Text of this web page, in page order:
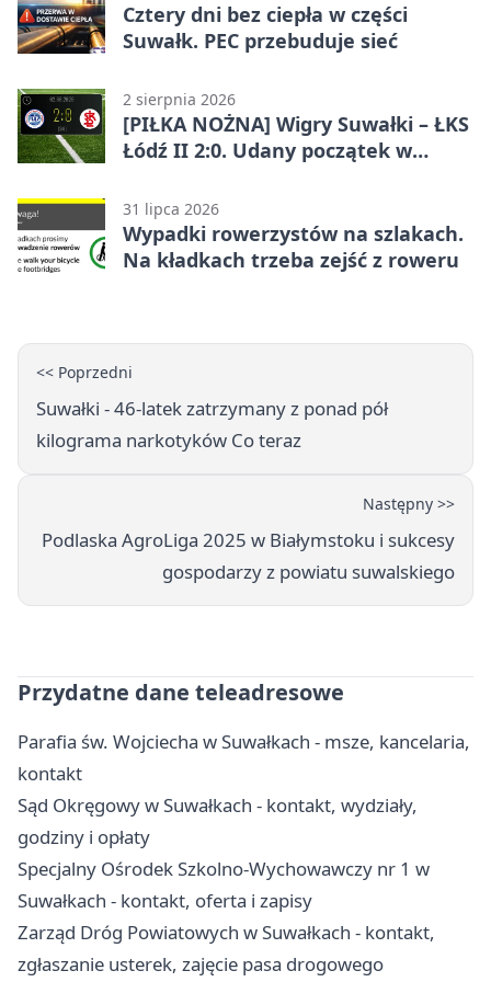
Cztery dni bez ciepła w części
Suwałk. PEC przebuduje sieć
2 sierpnia 2026
[PIŁKA NOŻNA] Wigry Suwałki – ŁKS
Łódź II 2:0. Udany początek w
31 lipca 2026
Wypadki rowerzystów na szlakach.
Na kładkach trzeba zejść z roweru
<< Poprzedni
Suwałki - 46-latek zatrzymany z ponad pół
kilograma narkotyków Co teraz
Następny >>
Podlaska AgroLiga 2025 w Białymstoku i sukcesy
gospodarzy z powiatu suwalskiego
Przydatne dane teleadresowe
Parafia św. Wojciecha w Suwałkach - msze, kancelaria,
kontakt
Sąd Okręgowy w Suwałkach - kontakt, wydziały,
godziny i opłaty
Specjalny Ośrodek Szkolno-Wychowawczy nr 1 w
Suwałkach - kontakt, oferta i zapisy
Zarząd Dróg Powiatowych w Suwałkach - kontakt,
zgłaszanie usterek, zajęcie pasa drogowego